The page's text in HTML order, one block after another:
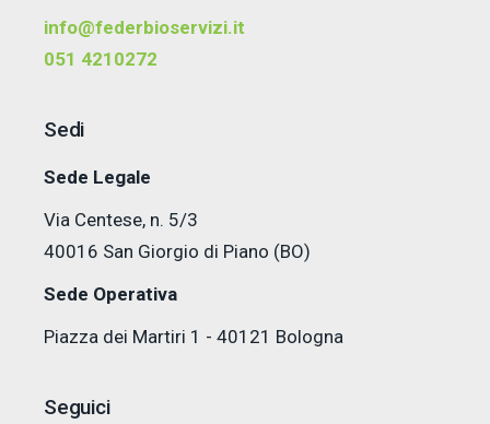
info@federbioservizi.it
051 4210272
Sedi
Sede Legale
Via Centese, n. 5/3
40016 San Giorgio di Piano (BO)
Sede Operativa
Piazza dei Martiri 1 - 40121 Bologna
Seguici